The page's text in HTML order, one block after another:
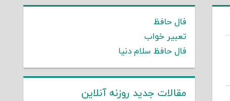
فال حافظ
تعبیر خواب
فال حافظ سلام دنیا
مقالات جدید روزنه آنلاین